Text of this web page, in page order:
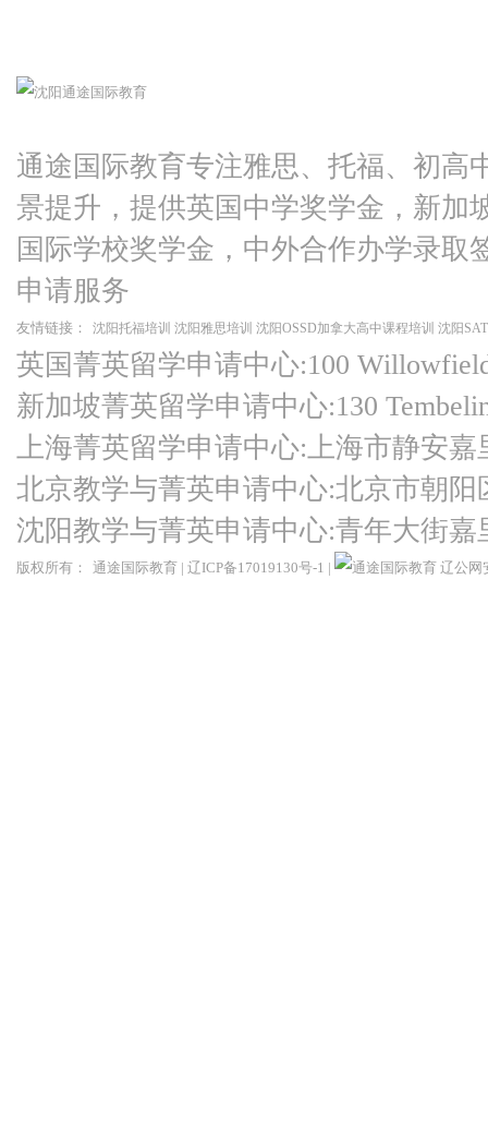
通途国际教育专注雅思、托福、初高
景提升，提供英国中学奖学金，新加
国际学校奖学金，中外合作办学录取
申请服务
友情链接： 沈阳托福培训 沈阳雅思培训 沈阳OSSD加拿大高中课程培训 沈阳
英国菁英留学申请中心:100
新加坡菁英留学申请中心:130
上海菁英留学申请中心:上海市静安嘉
北京教学与菁英申请中心:北京市朝
沈阳教学与菁英申请中心:青年大街
版权所有： 通途国际教育 | 辽ICP备17019130号-1 | 辽公网